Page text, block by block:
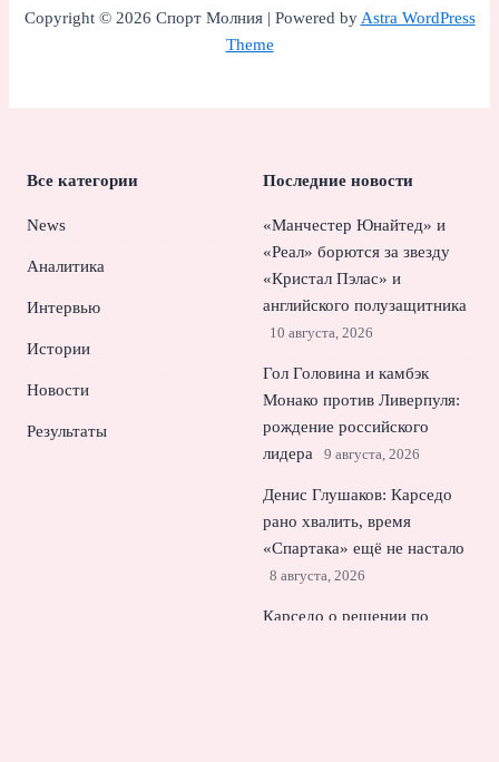
Copyright © 2026 Спорт Молния | Powered byAstra WordPress
Theme
Все категории
News
Аналитика
Интервью
Истории
Новости
Результаты
Последние новости
«Манчестер Юнайтед» и
«Реал» борются за звезду
«Кристал Пэлас» и
английского полузащитника
10 августа, 2026
Гол Головина и камбэк
Монако против Ливерпуля:
рождение российского
лидера
9 августа, 2026
Денис Глушаков: Карседо
рано хвалить, время
«Спартака» ещё не настало
8 августа, 2026
Карседо о решении по